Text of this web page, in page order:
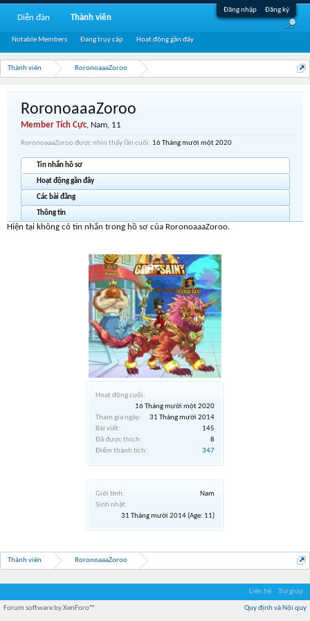
Đăng nhập Đăng ký
Thành viên RoronoaaaZoroo
Hoạt động cuối:
16 Tháng mười một 2020
Tham gia ngày:
31 Tháng mười 2014
Bài viết:
145
Đã được thích:
8
Điểm thành tích:
347
Giới tính:
Nam
Sinh nhật:
31 Tháng mười 2014(Age: 11)
RoronoaaaZoroo
Member Tích Cực, Nam, 11
RoronoaaaZoroo được nhìn thấy lần cuối: 16 Tháng mười một 2020
Tin nhắn hồ sơ
Hoạt động gần đây
Các bài đăng
Thông tin
Hiện tại không có tin nhắn trong hồ sơ của RoronoaaaZoroo.
Thành viên RoronoaaaZoroo
Diễn đàn Thành viên
Notable Members Đang truy cập Hoạt động gần đây
Liên hệ Trợ giúp
Quy định và Nội quy
Forum software by XenForo™